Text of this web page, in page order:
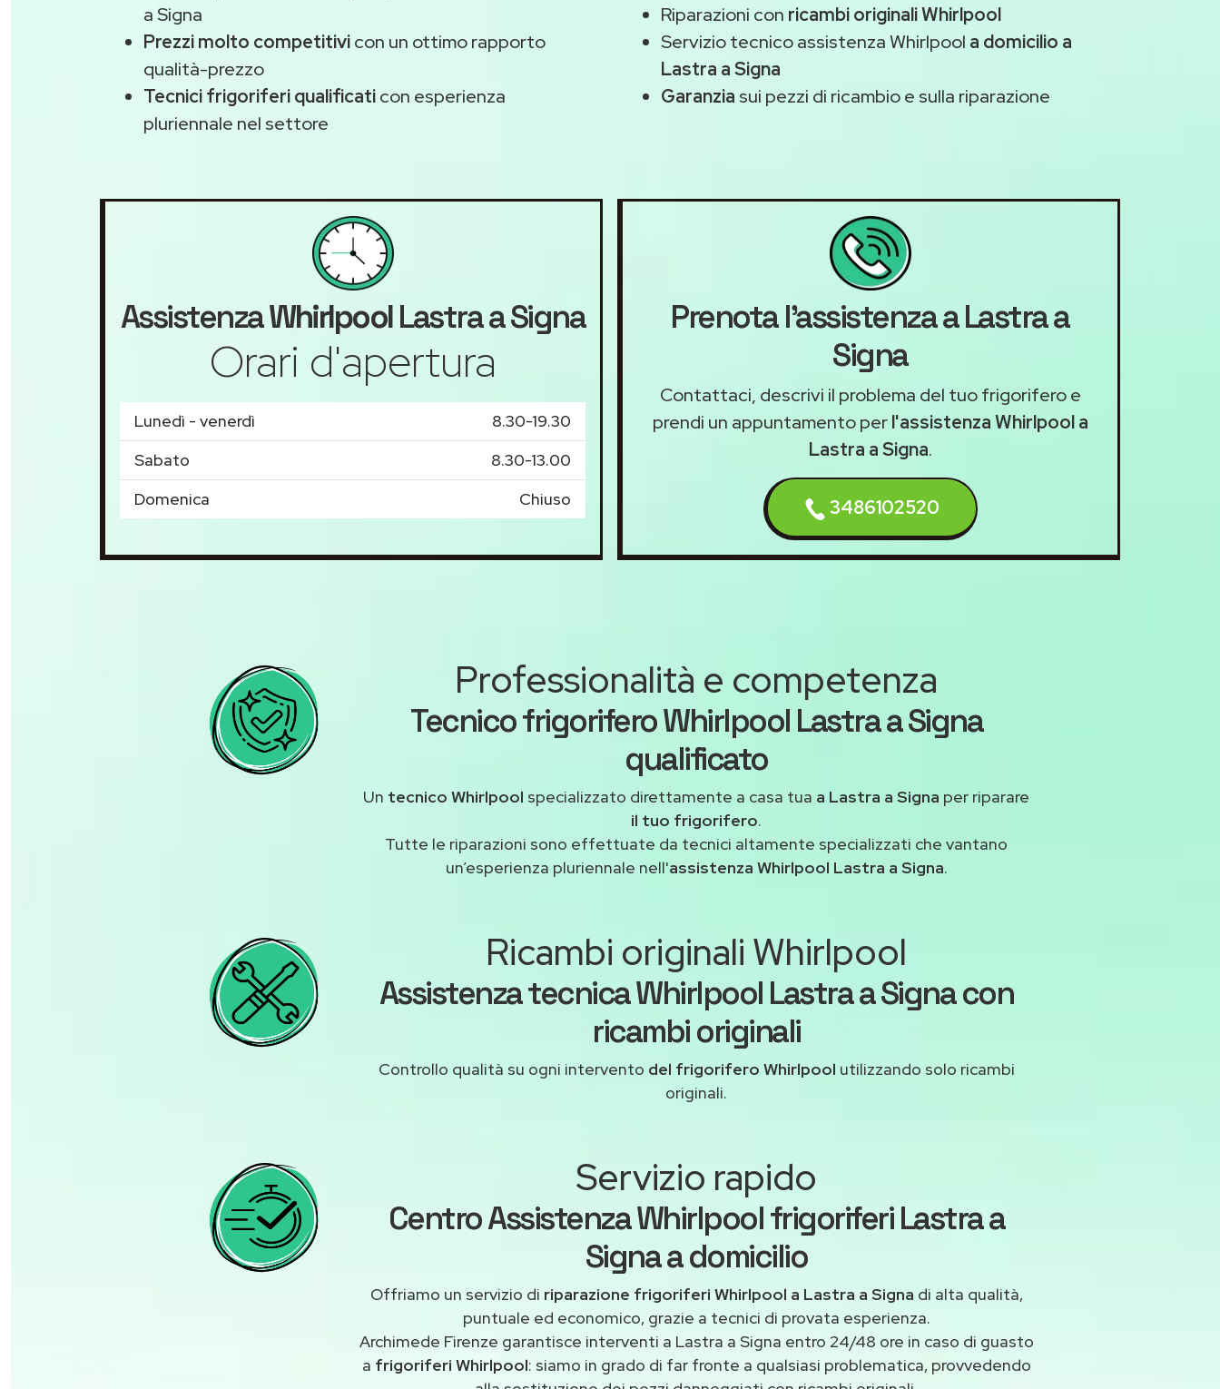
a Signa
Prezzi molto competitivicon un ottimo rapporto
qualità-prezzo
Tecnici frigoriferi qualificaticon esperienza
pluriennale nel settore
Riparazioni con ricambi originali Whirlpool
Servizio tecnico assistenza Whirlpool a domicilio a
Lastra a Signa
Garanzia sui pezzi di ricambio e sulla riparazione
AssistenzaWhirlpoolLastra a Signa
Orari d'apertura
Lunedì - venerdì
8.30-19.30
Sabato
8.30-13.00
Domenica
Chiuso
Prenota l'assistenza a Lastra a
Signa
Contattaci, descrivi il problema del tuo frigorifero e
prendi un appuntamento perl'assistenza Whirlpool a
Lastra a Signa.
3486102520
Professionalità e competenza
Tecnico frigorifero Whirlpool Lastra a Signa
qualificato
Un tecnico Whirlpool specializzato direttamente a casa tua a Lastra a Signa per riparare
il tuo frigorifero.
Tutte le riparazioni sono effettuate da tecnici altamente specializzati che vantano
un’esperienza pluriennale nell'assistenza Whirlpool Lastra a Signa.
Ricambi originali Whirlpool
Assistenza tecnica Whirlpool Lastra a Signa con
ricambi originali
Controllo qualità su ogni intervento del frigorifero Whirlpool utilizzando solo ricambi
originali.
Servizio rapido
Centro Assistenza Whirlpool frigoriferi Lastra a
Signa a domicilio
Offriamo un servizio di riparazione frigoriferi Whirlpool a Lastra a Signa di alta qualità,
puntuale ed economico, grazie a tecnici di provata esperienza.
Archimede Firenze garantisce interventi a Lastra a Signa entro 24/48 ore in caso di guasto
a frigoriferi Whirlpool: siamo in grado di far fronte a qualsiasi problematica, provvedendo